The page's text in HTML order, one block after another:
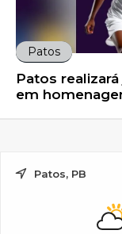
Patos
Patos
em
Patos, PB